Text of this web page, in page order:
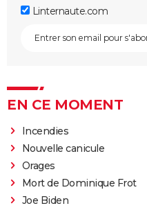
Linternaute.com
EN CE MOMENT
Incendies
Nouvelle canicule
Orages
Mort de Dominique Frot
Joe Biden